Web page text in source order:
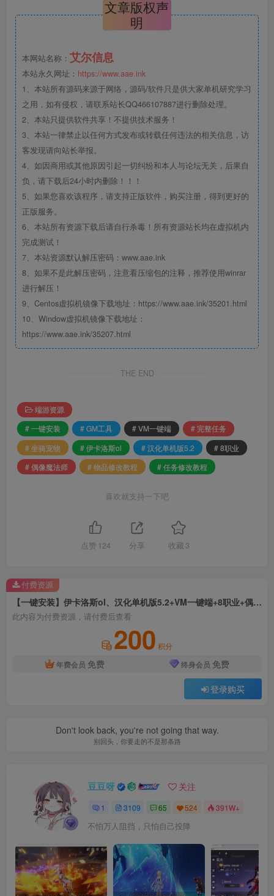
文章版权声
明
本网站名称： 艾尔信息
本站永久网址： https://www.aae.ink
1、本站所有源码来源于网络，源码/软件只是供大家单机研究学习
之用，如有侵权，请联系站长QQ466107887进行删除处理。
2、本站只提供软件共享！不提供技术服务！
3、本站一律禁止以任何方式发布或转载任何违法的相关信息，访
客发现请向站长举报。
4、如因商用或其他原因引起一切纠纷和本人与论坛无关，后果自
负，请下载后24小时内删除！！！
5、如果您喜欢该程序，请支持正版软件，购买注册，得到更好的
正版服务。
6、本站所有资源下载后请自行杀毒！所有资源站长均在虚拟机内
完成测试！
7、本站资源默认解压密码：www.aae.ink
8、如果不是此解压密码，注意看压缩包的注释，推荐使用winrar
进行解压！
9、Centos虚拟机镜像下载地址：https://www.aae.ink/35201.html
10、Window虚拟机镜像下载地址：
https://www.aae.ink/35207.html
THE END
端游资源
# 一键安装
# GM工具 # VM一键端
# 完整任务
# 坐骑宠物
# 伊卡洛斯ol # 汉化单机版5.2
# 8职业
# 偶像魔法师
# 物品修改教程 # 任务修改教程
喜欢就支持一下吧
点赞 124 分享 收藏 3
【一键安装】伊卡洛斯ol、汉化单机版5.2+VM一键端+8职业+偶像魔法师+完整任务+坐骑宠物+GM工具+物品修改教程+任务修改教程
此内容为付费资源，请付费后查看
200 积分
年费会员 免费 终身会员 免费
登录购买
付费资源
Don't look back, you're not going that way.
别回头，你要走的不是那条路
豆豆呀 关注
1 3109 65 524 391W+
不怕万人阻挡，只怕自己投降